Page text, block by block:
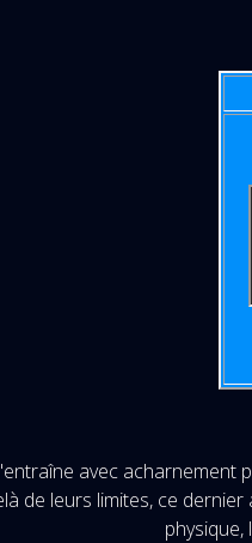
avec acharnement
de leurs limites, ce